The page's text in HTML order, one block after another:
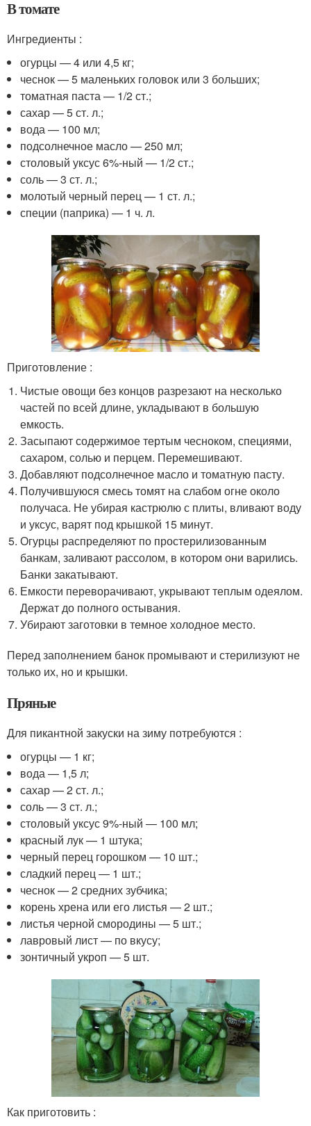
В томате
Ингредиенты :
огурцы — 4 или 4,5 кг;
чеснок — 5 маленьких головок или 3 больших;
томатная паста — 1/2 ст.;
сахар — 5 ст. л.;
вода — 100 мл;
подсолнечное масло — 250 мл;
столовый уксус 6%-ный — 1/2 ст.;
соль — 3 ст. л.;
молотый черный перец — 1 ст. л.;
специи (паприка) — 1 ч. л.
Приготовление :
Чистые овощи без концов разрезают на несколько
частей по всей длине, укладывают в большую
емкость.
Засыпают содержимое тертым чесноком, специями,
сахаром, солью и перцем. Перемешивают.
Добавляют подсолнечное масло и томатную пасту.
Получившуюся смесь томят на слабом огне около
получаса. Не убирая кастрюлю с плиты, вливают воду
и уксус, варят под крышкой 15 минут.
Огурцы распределяют по простерилизованным
банкам, заливают рассолом, в котором они варились.
Банки закатывают.
Емкости переворачивают, укрывают теплым одеялом.
Держат до полного остывания.
Убирают заготовки в темное холодное место.
Перед заполнением банок промывают и стерилизуют не
только их, но и крышки.
Пряные
Для пикантной закуски на зиму потребуются :
огурцы — 1 кг;
вода — 1,5 л;
сахар — 2 ст. л.;
соль — 3 ст. л.;
столовый уксус 9%-ный — 100 мл;
красный лук — 1 штука;
черный перец горошком — 10 шт.;
сладкий перец — 1 шт.;
чеснок — 2 средних зубчика;
корень хрена или его листья — 2 шт.;
листья черной смородины — 5 шт.;
лавровый лист — по вкусу;
зонтичный укроп — 5 шт.
Как приготовить :